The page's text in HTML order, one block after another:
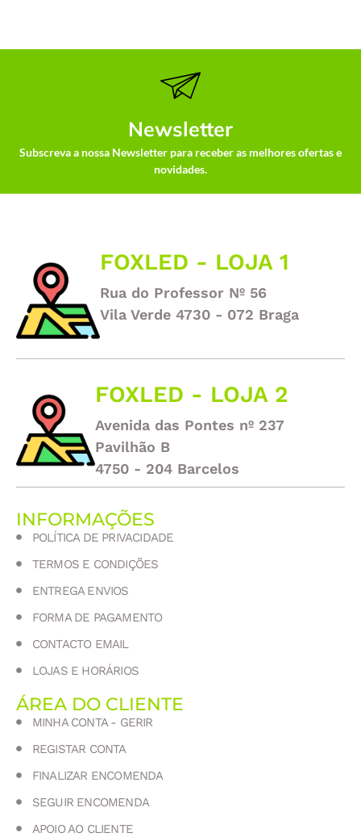
Newsletter
Subscreva a nossa Newsletter para receber as melhores ofertas e
novidades.
FOXLED - LOJA 1
Rua do Professor Nº 56
Vila Verde 4730 - 072 Braga
FOXLED - LOJA 2
Avenida das Pontes nº 237
Pavilhão B
4750 - 204 Barcelos
INFORMAÇÕES
POLÍTICA DE PRIVACIDADE
TERMOS E CONDIÇÕES
ENTREGA ENVIOS
FORMA DE PAGAMENTO
CONTACTO EMAIL
LOJAS E HORÁRIOS
ÁREA DO CLIENTE
MINHA CONTA - GERIR
REGISTAR CONTA
FINALIZAR ENCOMENDA
SEGUIR ENCOMENDA
APOIO AO CLIENTE